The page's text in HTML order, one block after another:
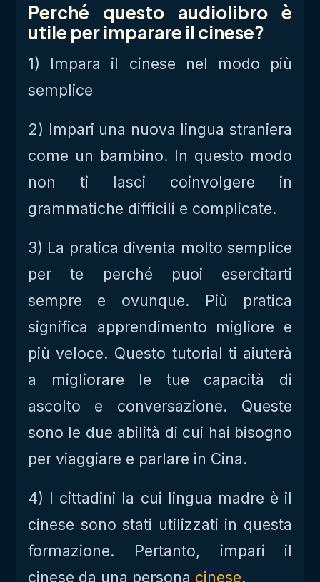
Perché questo audiolibro è
utile per imparare il cinese?
1) Impara il cinese nel modo più
semplice
2) Impari una nuova lingua straniera
come un bambino. In questo modo
non ti lasci coinvolgere in
grammatiche difficili e complicate.
3) La pratica diventa molto semplice
per te perché puoi esercitarti
sempre e ovunque. Più pratica
significa apprendimento migliore e
più veloce. Questo tutorial ti aiuterà
a migliorare le tue capacità di
ascolto e conversazione. Queste
sono le due abilità di cui hai bisogno
per viaggiare e parlare in Cina.
4) I cittadini la cui lingua madre è il
cinese sono stati utilizzati in questa
formazione. Pertanto, impari il
cinese da una persona cinese.